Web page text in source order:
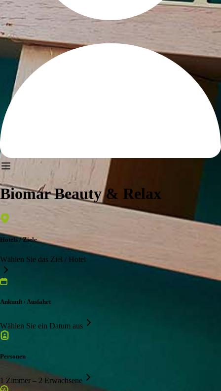
Biomar Beauty & Relax
Hotels / Ziele
Wählen Sie das Ziel / Hotel
Ankunft / Ausfahrt
Wählen Sie ein Datum aus
Personen
1 Zimmer – 2 Erwachsene